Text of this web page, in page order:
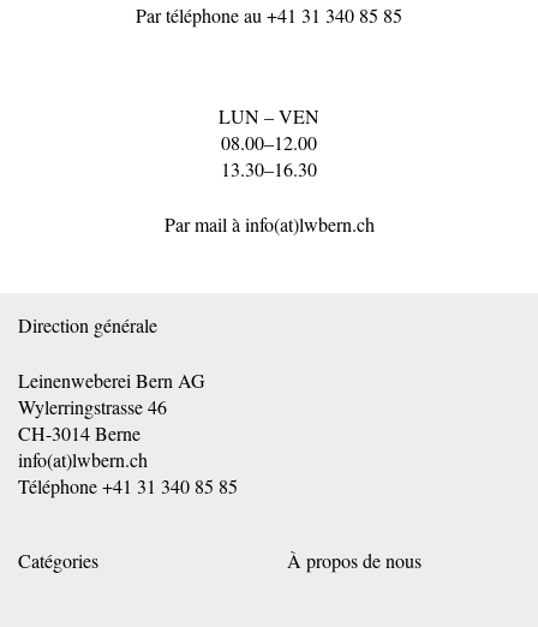
Par téléphone au +41 31 340 85 85
LUN – VEN
08.00–12.00
13.30–16.30
Par mail à info(at)lwbern.ch
Direction générale
Leinenweberei Bern AG
Wylerringstrasse 46
CH-3014 Berne
info(at)lwbern.ch
Téléphone+41 31 340 85 85
Catégories À propos de nous